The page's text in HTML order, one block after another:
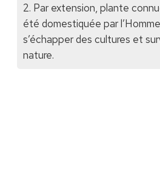
2. Par extension, plante
été domestiquée par
s’échapper des cultures et
nature.